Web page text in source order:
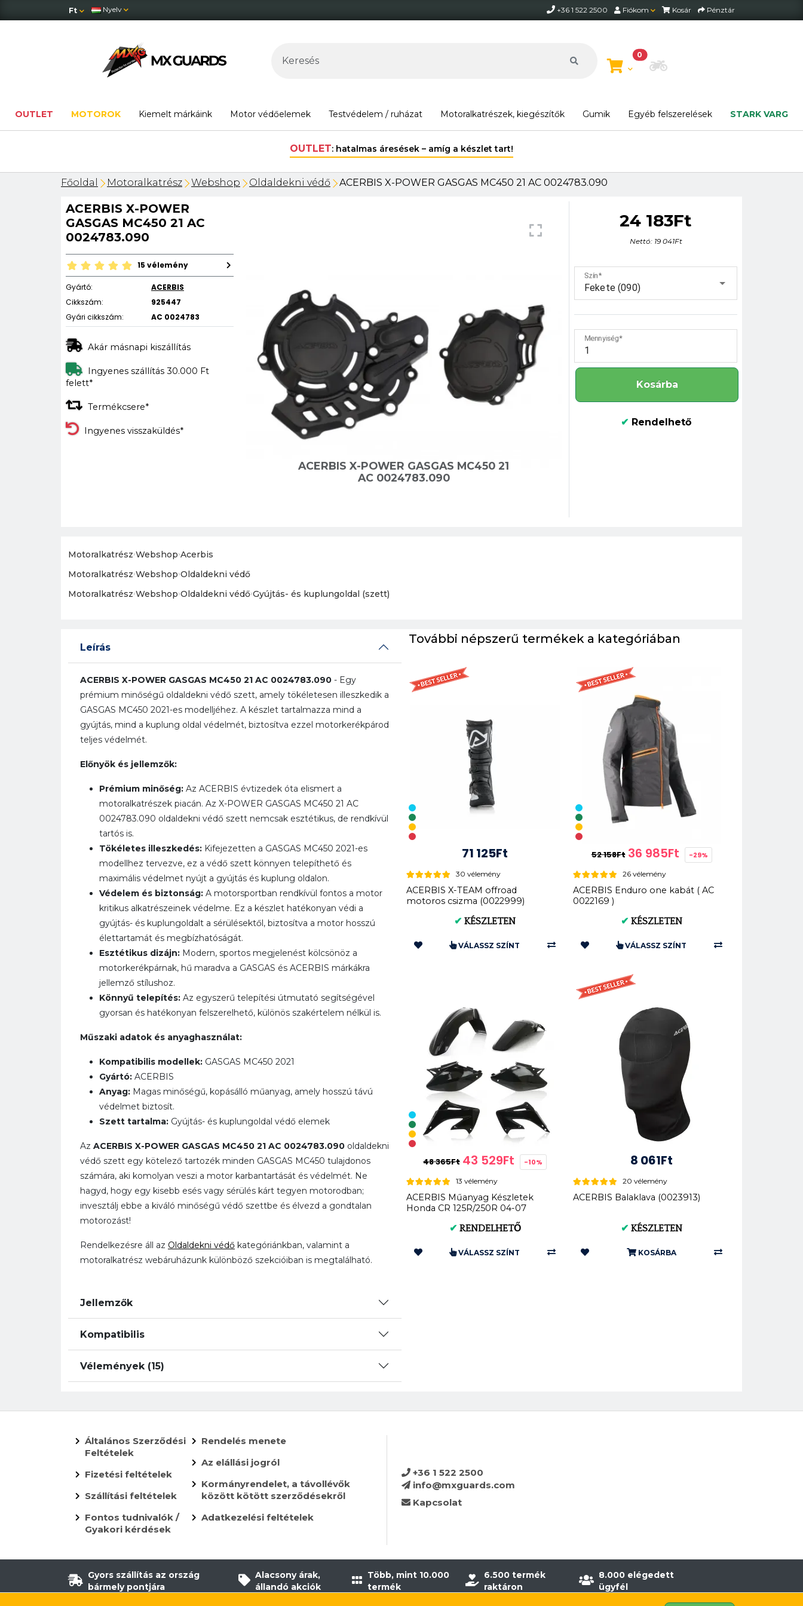
Ft Nyelv +36 1 522 2500 Fiókom Kosár Pénztár
0
Motor beállítása
OUTLET MOTOROK Kiemelt márkáink Motor védőelemek Testvédelem / ruházat Motoralkatrészek, kiegészítők Gumik Egyéb felszerelések STARK VARG
Főoldal Motoralkatrész Webshop Oldaldekni védő ACERBIS X-POWER GASGAS MC450 21 AC 0024783.090
ACERBIS X-POWER
GASGAS MC450 21 AC
0024783.090
15 vélemény
Gyártó:
ACERBIS
Cikkszám:
925447
Gyári cikkszám:
AC 0024783
Akár másnapi kiszállítás
Ingyenes szállítás 30.000 Ft
felett*
Termékcsere*
Ingyenes visszaküldés*
ACERBIS X-POWER GASGAS MC450 21
AC 0024783.090
24 183Ft
Nettó: 19 041Ft
Szín
Fekete (090)
Mennyiség
Kosárba
✔ Rendelhető
Motoralkatrész›Webshop›Acerbis
Motoralkatrész›Webshop›Oldaldekni védő
Motoralkatrész›Webshop›Oldaldekni védő›Gyújtás- és kuplungoldal (szett)
Leírás
ACERBIS X-POWER GASGAS MC450 21 AC 0024783.090 - Egy
prémium minőségű oldaldekni védő szett, amely tökéletesen illeszkedik a
GASGAS MC450 2021-es modelljéhez. A készlet tartalmazza mind a
gyújtás, mind a kuplung oldal védelmét, biztosítva ezzel motorkerékpárod
teljes védelmét.
Előnyök és jellemzők:
Prémium minőség: Az ACERBIS évtizedek óta elismert a
motoralkatrészek piacán. Az X-POWER GASGAS MC450 21 AC
0024783.090 oldaldekni védő szett nemcsak esztétikus, de rendkívül
tartós is.
Tökéletes illeszkedés: Kifejezetten a GASGAS MC450 2021-es
modellhez tervezve, ez a védő szett könnyen telepíthető és
maximális védelmet nyújt a gyújtás és kuplung oldalon.
Védelem és biztonság: A motorsportban rendkívül fontos a motor
kritikus alkatrészeinek védelme. Ez a készlet hatékonyan védi a
gyújtás- és kuplungoldalt a sérülésektől, biztosítva a motor hosszú
élettartamát és megbízhatóságát.
Esztétikus dizájn: Modern, sportos megjelenést kölcsönöz a
motorkerékpárnak, hű maradva a GASGAS és ACERBIS márkákra
jellemző stílushoz.
Könnyű telepítés: Az egyszerű telepítési útmutató segítségével
gyorsan és hatékonyan felszerelhető, különös szakértelem nélkül is.
Műszaki adatok és anyaghasználat:
Kompatibilis modellek: GASGAS MC450 2021
Gyártó: ACERBIS
Anyag: Magas minőségű, kopásálló műanyag, amely hosszú távú
védelmet biztosít.
Szett tartalma: Gyújtás- és kuplungoldal védő elemek
Az ACERBIS X-POWER GASGAS MC450 21 AC 0024783.090 oldaldekni
védő szett egy kötelező tartozék minden GASGAS MC450 tulajdonos
számára, aki komolyan veszi a motor karbantartását és védelmét. Ne
hagyd, hogy egy kisebb esés vagy sérülés kárt tegyen motorodban;
invesztálj ebbe a kiváló minőségű védő szettbe és élvezd a gondtalan
motorozást!
Rendelkezésre áll az Oldaldekni védő kategóriánkban, valamint a
motoralkatrész webáruházunk különböző szekcióiban is megtalálható.
Jellemzők
Kompatibilis
Vélemények (15)
További népszerű termékek a kategóriában
71 125Ft
30 vélemény
ACERBIS X-TEAM offroad
motoros csizma (0022999)
✔ KÉSZLETEN
VÁLASSZ SZÍNT
52 158Ft 36 985Ft -29%
26 vélemény
ACERBIS Enduro one kabát ( AC
0022169 )
✔ KÉSZLETEN
VÁLASSZ SZÍNT
48 365Ft 43 529Ft -10%
13 vélemény
ACERBIS Műanyag Készletek
Honda CR 125R/250R 04-07
✔ RENDELHETŐ
VÁLASSZ SZÍNT
8 061Ft
20 vélemény
ACERBIS Balaklava (0023913)
✔ KÉSZLETEN
KOSÁRBA
Általános Szerződési
Feltételek
Fizetési feltételek
Szállítási feltételek
Fontos tudnivalók /
Gyakori kérdések
Rendelés menete
Az elállási jogról
Kormányrendelet, a távollévők
között kötött szerződésekről
Adatkezelési feltételek
+36 1 522 2500
info@mxguards.com
Kapcsolat
Gyors szállítás az ország
bármely pontjára
Alacsony árak,
állandó akciók
Több, mint 10.000
termék
6.500 termék
raktáron
8.000 elégedett
ügyfél